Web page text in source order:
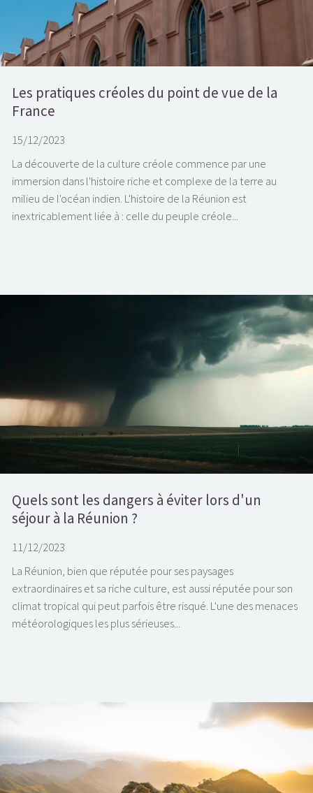
Les pratiques créoles du point de vue de la
France
15/12/2023
La découverte de la culture créole commence par une
immersion dans l'histoire riche et complexe de la terre au
milieu de l'océan indien. L'histoire de la Réunion est
inextricablement liée à : celle du peuple créole...
Quels sont les dangers à éviter lors d'un
séjour à la Réunion ?
11/12/2023
La Réunion, bien que réputée pour ses paysages
extraordinaires et sa riche culture, est aussi réputée pour son
climat tropical qui peut parfois être risqué. L'une des menaces
météorologiques les plus sérieuses...